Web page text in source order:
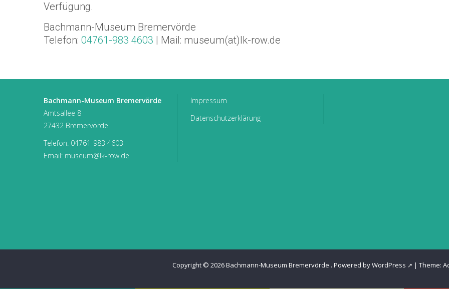
Verfügung.
Bachmann-Museum Bremervörde
Telefon: 04761-983 4603 | Mail: museum(at)lk-row.de
Bachmann-Museum Bremervörde
Amtsallee 8
27432 Bremervörde
Telefon: 04761-983 4603
Email: museum@lk-row.de
Impressum
Datenschutzerklärung
Copyright © 2026Bachmann-Museum Bremervörde . Powered by WordPress | Theme: